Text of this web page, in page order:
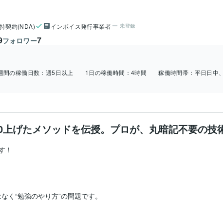
契約(NDA) インボイス発行事業者 未登録
フォロワー7
間の稼働日数： 週5日以上 1日の稼働時間： 4時間 稼働時間帯： 平日日中
げたメソッドを伝授。プロが、丸暗記不要の技
！
く“勉強のやり方”の問題です。